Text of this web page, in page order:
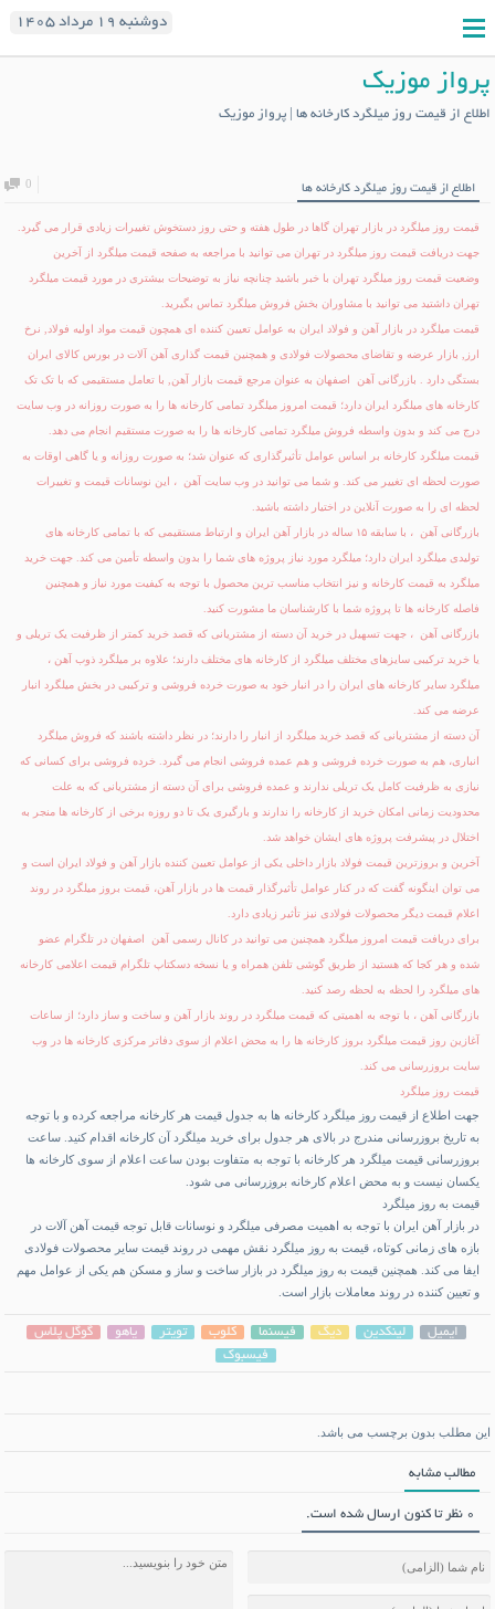
دوشنبه ۱۹ مرداد ۱۴۰۵
پرواز موزیک
اطلاع از قیمت روز میلگرد کارخانه ها | پرواز موزیک
اطلاع از قیمت روز میلگرد کارخانه ها 0
قیمت روز میلگرد در بازار تهران گاها در طول هفته و حتی روز دستخوش تغییرات زیادی قرار می گیرد.
جهت دریافت قیمت روز میلگرد در تهران می توانید با مراجعه به صفحه قیمت میلگرد از آخرین
وضعیت قیمت روز میلگرد تهران با خبر باشید چنانچه نیاز به توضیحات بیشتری در مورد قیمت میلگرد
تهران داشتید می توانید با مشاوران بخش فروش میلگرد تماس بگیرید.
قیمت میلگرد در بازار آهن و فولاد ایران به عوامل تعیین کننده ای همچون قیمت مواد اولیه فولاد, نرخ
ارز, بازار عرضه و تقاضای محصولات فولادی و همچنین قیمت گذاری آهن آلات در بورس کالای ایران
بستگی دارد . بازرگانی آهن اصفهان به عنوان مرجع قیمت بازار آهن, با تعامل مستقیمی که با تک تک
کارخانه های میلگرد ایران دارد؛ قیمت امروز میلگرد تمامی کارخانه ها را به صورت روزانه در وب سایت
درج می کند و بدون واسطه فروش میلگرد تمامی کارخانه ها را به صورت مستقیم انجام می دهد.
قیمت میلگرد کارخانه بر اساس عوامل تأثیرگذاری که عنوان شد؛ به صورت روزانه و یا گاهی اوقات به
صورت لحظه ای تغییر می کند. و شما می توانید در وب سایت آهن ، این نوسانات قیمت و تغییرات
لحظه ای را به صورت آنلاین در اختیار داشته باشید.
بازرگانی آهن ، با سابقه ۱۵ ساله در بازار آهن ایران و ارتباط مستقیمی که با تمامی کارخانه های
تولیدی میلگرد ایران دارد؛ میلگرد مورد نیاز پروژه های شما را بدون واسطه تأمین می کند. جهت خرید
میلگرد به قیمت کارخانه و نیز انتخاب مناسب ترین محصول با توجه به کیفیت مورد نیاز و همچنین
فاصله کارخانه ها تا پروژه شما با کارشناسان ما مشورت کنید.
بازرگانی آهن ، جهت تسهیل در خرید آن دسته از مشتریانی که قصد خرید کمتر از ظرفیت یک تریلی و
یا خرید ترکیبی سایزهای مختلف میلگرد از کارخانه های مختلف دارند؛ علاوه بر میلگرد ذوب آهن ،
میلگرد سایر کارخانه های ایران را در انبار خود به صورت خرده فروشی و ترکیبی در بخش میلگرد انبار
عرضه می کند.
آن دسته از مشتریانی که قصد خرید میلگرد از انبار را دارند؛ در نظر داشته باشند که فروش میلگرد
انباری، هم به صورت خرده فروشی و هم عمده فروشی انجام می گیرد. خرده فروشی برای کسانی که
نیازی به ظرفیت کامل یک تریلی ندارند و عمده فروشی برای آن دسته از مشتریانی که به علت
محدودیت زمانی امکان خرید از کارخانه را ندارند و بارگیری یک تا دو روزه برخی از کارخانه ها منجر به
اختلال در پیشرفت پروژه های ایشان خواهد شد.
آخرین و بروزترین قیمت فولاد بازار داخلی یکی از عوامل تعیین کننده بازار آهن و فولاد ایران است و
می توان اینگونه گفت که در کنار عوامل تأثیرگذار قیمت ها در بازار آهن، قیمت بروز میلگرد در روند
اعلام قیمت دیگر محصولات فولادی نیز تأثیر زیادی دارد.
برای دریافت قیمت امروز میلگرد همچنین می توانید در کانال رسمی آهن اصفهان در تلگرام عضو
شده و هر کجا که هستید از طریق گوشی تلفن همراه و یا نسخه دسکتاپ تلگرام قیمت اعلامی کارخانه
های میلگرد را لحظه به لحظه رصد کنید.
بازرگانی آهن ، با توجه به اهمیتی که قیمت میلگرد در روند بازار آهن و ساخت و ساز دارد؛ از ساعات
آغازین روز قیمت میلگرد بروز کارخانه ها را به محض اعلام از سوی دفاتر مرکزی کارخانه ها در وب
سایت بروزرسانی می کند.
قیمت روز میلگرد
جهت اطلاع از قیمت روز میلگرد کارخانه ها به جدول قیمت هر کارخانه مراجعه کرده و با توجه
به تاریخ بروزرسانی مندرج در بالای هر جدول برای خرید میلگرد آن کارخانه اقدام کنید. ساعت
بروزرسانی قیمت میلگرد هر کارخانه با توجه به متفاوت بودن ساعت اعلام از سوی کارخانه ها
یکسان نیست و به محض اعلام کارخانه بروزرسانی می شود.
قیمت به روز میلگرد
در بازار آهن ایران با توجه به اهمیت مصرفی میلگرد و نوسانات قابل توجه قیمت آهن آلات در
بازه های زمانی کوتاه، قیمت به روز میلگرد نقش مهمی در روند قیمت سایر محصولات فولادی
ایفا می کند. همچنین قیمت به روز میلگرد در بازار ساخت و ساز و مسکن هم یکی از عوامل مهم
و تعیین کننده در روند معاملات بازار است.
ایمیل لینکدین دیگ فیسنما کلوب تویتر یاهو
گوگل پلاس
فیسبوک
این مطلب بدون برچسب می باشد.
مطالب مشابه
0 نظر تا کنون ارسال شده است.